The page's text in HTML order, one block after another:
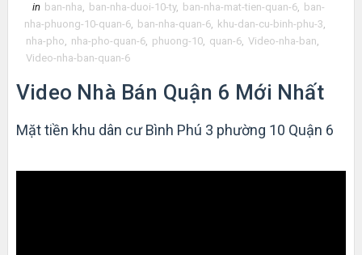
in ban-nha, ban-nha-duoi-10-ty, ban-nha-mat-tien-quan-6, ban-
nha-phuong-10-quan-6, ban-nha-quan-6, khu-dan-cu-binh-phu-3,
nha-pho, nha-pho-quan-6, phuong-10, quan-6, Video-nha-ban,
Video-nha-ban-quan-6
Video Nhà Bán Quận 6 Mới Nhất
Mặt tiền khu dân cư Bình Phú 3 phường 10 Quận 6